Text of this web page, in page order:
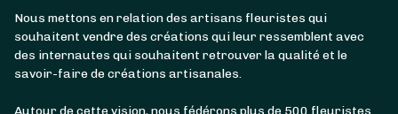
Nous mettons en relation des artisans fleuristes qui
souhaitent vendre des créations qui leur ressemblent avec
des internautes qui souhaitent retrouver la qualité et le
savoir-faire de créations artisanales.